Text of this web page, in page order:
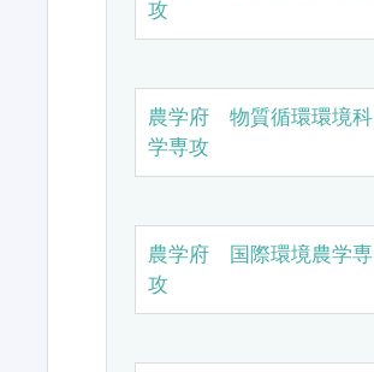
攻
農学府 物質循環環境科
学専攻
農学府 国際環境農学専
攻